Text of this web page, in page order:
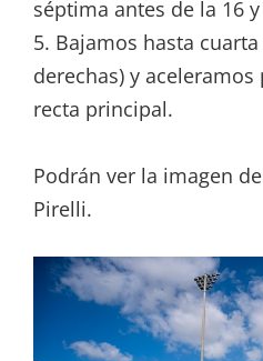
séptima antes de la 16
5. Bajamos hasta
derechas) y
recta principal.
Podrán ver la imagen
Pirelli.